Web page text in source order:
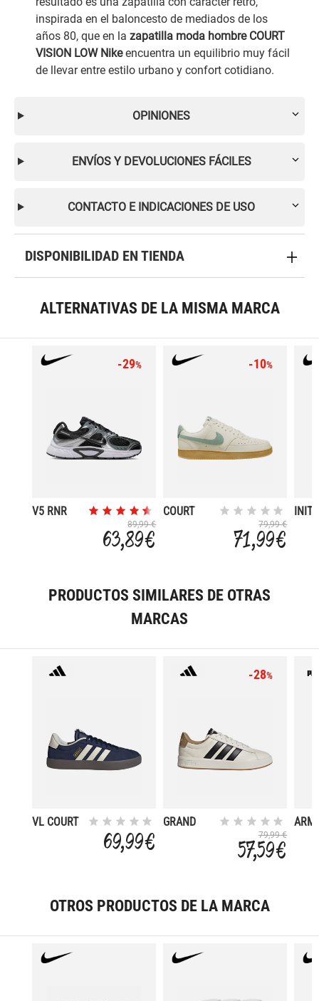
inspirada en el baloncesto de mediados de los
años 80, que en la zapatilla moda hombre COURT
VISION LOW Nikeencuentra un equilibrio muy fácil
de llevar entre estilo urbano y confort cotidiano.
OPINIONES
ENVÍOS Y DEVOLUCIONES FÁCILES
CONTACTO E INDICACIONES DE USO
DISPONIBILIDAD EN TIENDA
ALTERNATIVAS DE LA MISMA MARCA
-29%
V5 RNR
89,99 €
63,89 €
-10%
COURT
79,99 €
71,99 €
PRODUCTOS SIMILARES DE OTRAS
MARCAS
VL COURT
69,99 €
-28%
GRAND
79,99 €
57,59 €
OTROS PRODUCTOS DE LA MARCA